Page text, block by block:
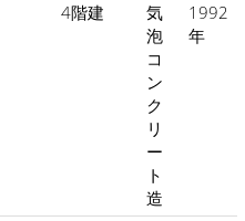
4階建
気
泡
コ
ン
ク
リ
ー
ト
造
1992
年